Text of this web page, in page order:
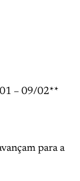
– 09/02**
para a